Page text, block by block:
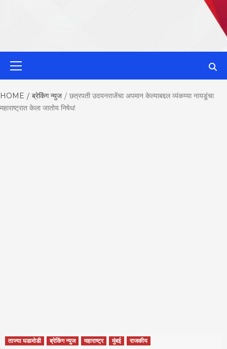
Best News
HOME ब्रेकिंग न्युज
छत्रपती उदयनराजेंचा अपमान केल्याबद्दल व्यंकय्या नायडूंचा
महाराष्ट्रात केला जातोय निषेध!
ताज्या घडामोडी ब्रेकिंग न्युज महाराष्ट्र मुंबई राजकीय